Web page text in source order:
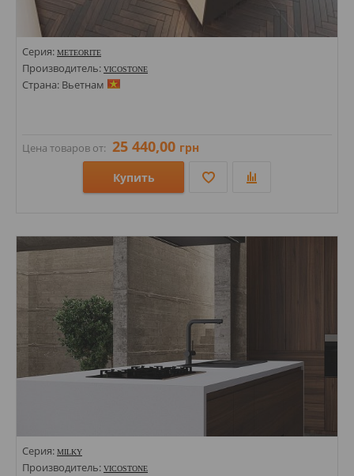
Серия: METEORITE
Производитель: VICOSTONE
Страна: Вьетнам
Цена товаров от: 25 440,00 грн
Купить
Стили: Моноколор;
Цвета:
Серия: MILKY
Производитель: VICOSTONE